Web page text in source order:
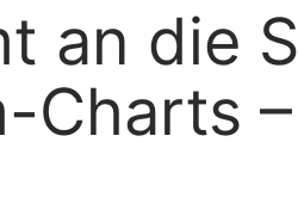
an die